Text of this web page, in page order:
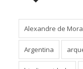
Alexandre de
Argentina